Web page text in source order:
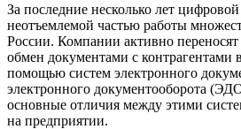
За последние несколько лет
неотъемлемой частью работы
России. Компании активно
обмен документами с контрагентами
помощью систем электронного
электронного документооборота
основные отличия между этими
на предприятии.